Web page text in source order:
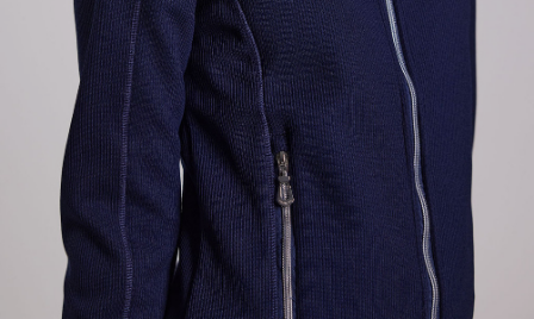
Finska
Danska